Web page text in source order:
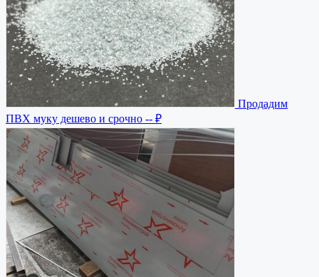
Продадим
ПВХ муку дешево и срочно -- ₽